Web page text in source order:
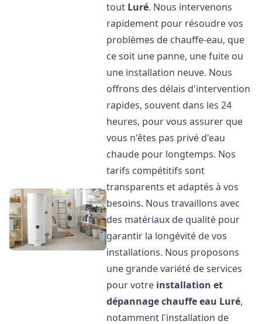
tout Luré. Nous intervenons
rapidement pour résoudre vos
problèmes de chauffe-eau, que
ce soit une panne, une fuite ou
une installation neuve. Nous
offrons des délais d'intervention
rapides, souvent dans les 24
heures, pour vous assurer que
vous n'êtes pas privé d'eau
chaude pour longtemps. Nos
tarifs compétitifs sont
transparents et adaptés à vos
besoins. Nous travaillons avec
des matériaux de qualité pour
garantir la longévité de vos
installations. Nous proposons
une grande variété de services
pour votre installation et
dépannage chauffe eau Luré,
notamment l'installation de